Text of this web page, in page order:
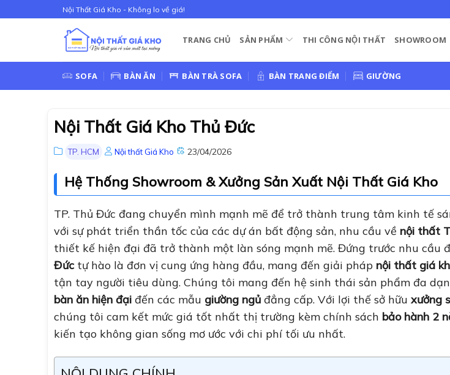
qua
Nội Thất Giá Kho - Không lo về giá!
TRANG CHỦ SẢN PHẨM THI CÔNG NỘI THẤT SHOWROOM
SOFA BÀN ĂN BÀN TRÀ SOFA BÀN TRANG ĐIỂM GIƯỜNG
Nội Thất Giá Kho Thủ Đức
TP. HCM Nội thất Giá Kho 23/04/2026
Hệ Thống Showroom & Xưởng Sản Xuất Nội Thất Giá Kho
TP. Thủ Đức đang chuyển mình mạnh mẽ để trở thành trung tâm kinh tế
với sự phát triển thần tốc của các dự án bất động sản, nhu cầu về nội thất
thiết kế hiện đại đã trở thành một làn sóng mạnh mẽ. Đứng trước nhu cầu
Đứctự hào là đơn vị cung ứng hàng đầu, mang đến giải pháp nội thất giá
tận tay người tiêu dùng. Chúng tôi mang đến hệ sinh thái sản phẩm đa
bàn ăn hiện đại đến các mẫu giường ngủ đẳng cấp. Với lợi thế sở hữu xưởng
chúng tôi cam kết mức giá tốt nhất thị trường kèm chính sách bảo hành 2
kiến tạo không gian sống mơ ước với chi phí tối ưu nhất.